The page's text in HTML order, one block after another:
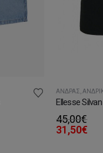
ΆΝΔΡΑΣ,
Ellesse
45,00€
31,50€